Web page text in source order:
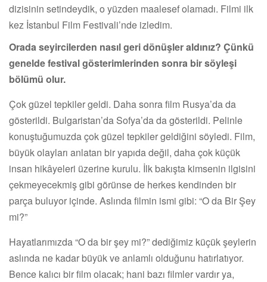
dizisinin setindeydik, o yüzden maalesef olamadı. Filmi ilk
kez İstanbul Film Festivali’nde izledim.
Orada seyircilerden nasıl geri dönüşler aldınız? Çünkü
genelde festival gösterimlerinden sonra bir söyleşi
bölümü olur.
Çok güzel tepkiler geldi. Daha sonra film Rusya’da da
gösterildi. Bulgaristan’da Sofya’da da gösterildi. Pelinle
konuştuğumuzda çok güzel tepkiler geldiğini söyledi. Film,
büyük olayları anlatan bir yapıda değil, daha çok küçük
insan hikâyeleri üzerine kurulu. İlk bakışta kimsenin ilgisini
çekmeyecekmiş gibi görünse de herkes kendinden bir
parça buluyor içinde. Aslında filmin ismi gibi: “O da Bir Şey
mi?”
Hayatlarımızda “O da bir şey mi?” dediğimiz küçük şeylerin
aslında ne kadar büyük ve anlamlı olduğunu hatırlatıyor.
Bence kalıcı bir film olacak; hani bazı filmler vardır ya,